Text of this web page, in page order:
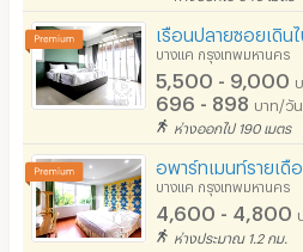
ร้านทำผม-เสริมสวย
สถานี charge รถไฟฟ้า
บางแค กรุงเทพมหานคร
5,500 - 9,000
696 - 898 บาท/วัน
ห่างออกไป 190 เมตร
บางแค กรุงเทพมหานคร
4,600 - 4,800
ห่างประมาณ 1.2 กม.